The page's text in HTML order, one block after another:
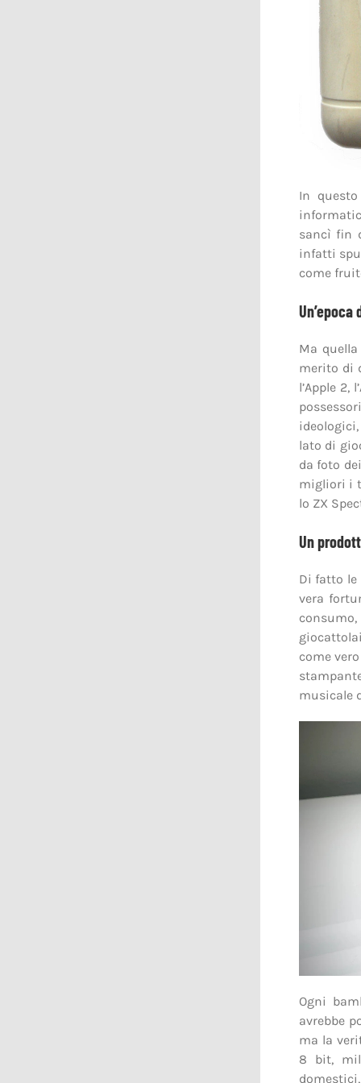
In
sancì fin
infatti
come
Un’epoca
Ma
merito di
l’Apple
lato di
da foto
migliori i
lo ZX
Un
Di fatto
vera
come
musicale
Ogni
avrebbe
ma la
8 bit,